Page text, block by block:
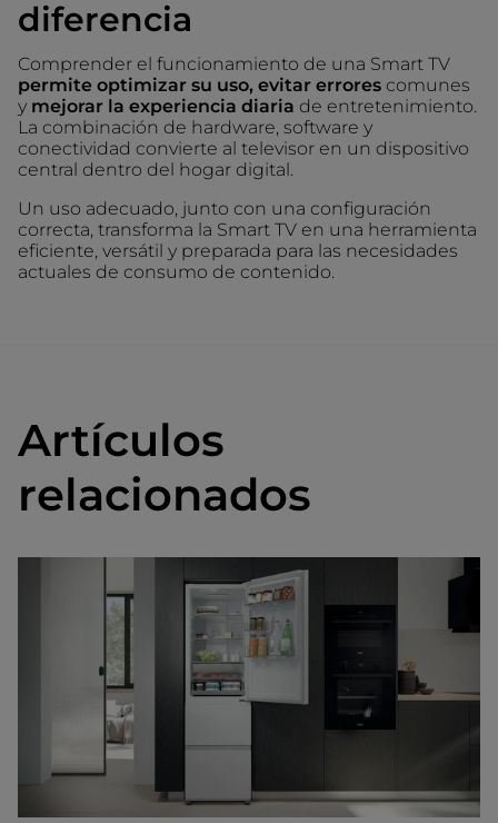
diferencia
Comprender el funcionamiento de una Smart TV
permite optimizar su uso, evitar errores comunes
y mejorar la experiencia diaria de entretenimiento.
La combinación de hardware, software y
conectividad convierte al televisor en un dispositivo
central dentro del hogar digital.
Un uso adecuado, junto con una configuración
correcta, transforma la Smart TV en una herramienta
eficiente, versátil y preparada para las necesidades
actuales de consumo de contenido.
Artículos
relacionados